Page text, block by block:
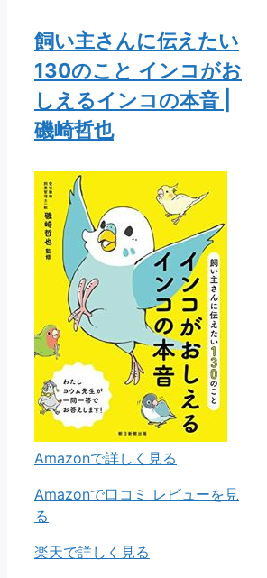
飼い主さんに伝えたい
130のこと インコがお
しえるインコの本音 |
磯崎哲也
Amazonで詳しく見る
Amazonで口コミ レビューを見
る
楽天で詳しく見る